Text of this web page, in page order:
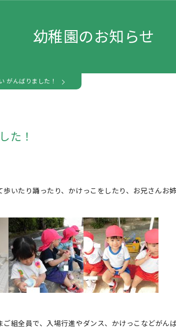
幼稚園のお知らせ
がんばりました！
た！
いたり踊ったり、かけっこをしたり、お兄さんお
組全員で、入場行進やダンス、かけっこなどがん